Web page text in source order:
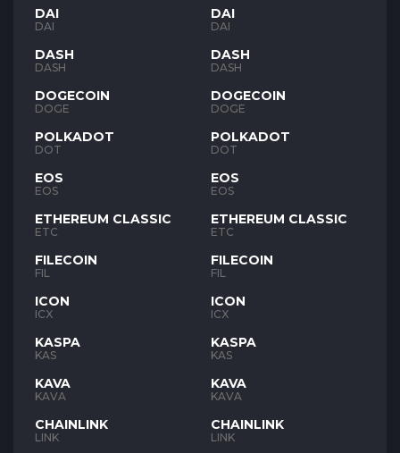
DAI
DAI
DASH
DASH
DOGECOIN
DOGE
POLKADOT
DOT
EOS
EOS
ETHEREUM CLASSIC
ETC
FILECOIN
FIL
ICON
ICX
KASPA
KAS
KAVA
KAVA
CHAINLINK
LINK
DAI
DAI
DASH
DASH
DOGECOIN
DOGE
POLKADOT
DOT
EOS
EOS
ETHEREUM CLASSIC
ETC
FILECOIN
FIL
ICON
ICX
KASPA
KAS
KAVA
KAVA
CHAINLINK
LINK